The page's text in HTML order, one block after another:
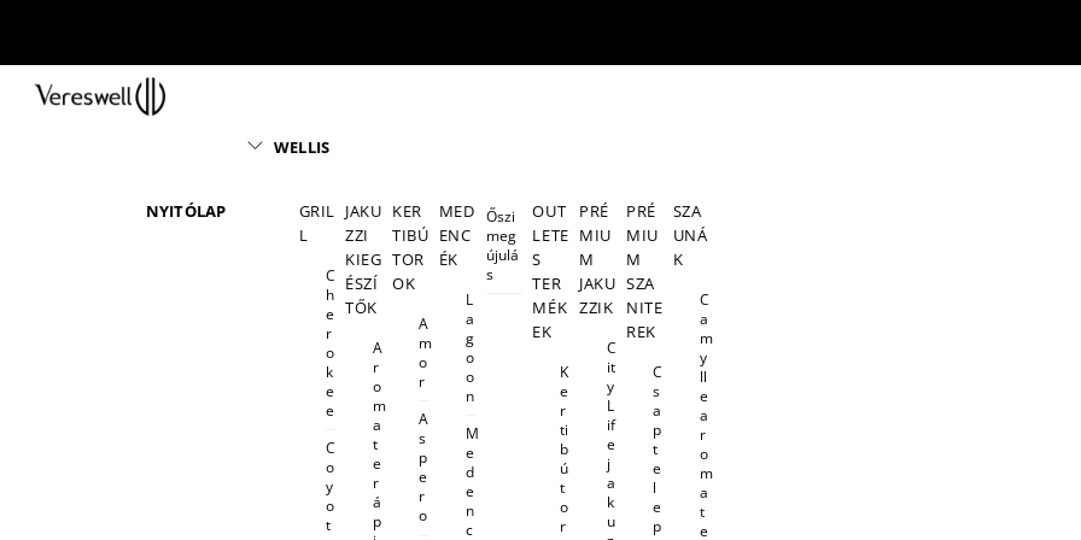
content
NYITÓLAP
WELLIS
GRIL
L
C
h
e
r
o
k
e
e
C
o
y
o
t
JAKU
ZZI
KIEG
ÉSZÍ
TŐK
A
r
o
m
a
t
e
r
á
p
KER
TIBÚ
TOR
OK
A
m
o
r
A
s
p
e
r
o
MED
ENC
ÉK
L
a
g
o
o
n
M
e
d
e
n
c
Őszi
meg
újulá
s
OUT
LETE
S
TER
MÉK
EK
K
e
r
ti
b
ú
t
o
r
PRÉ
MIU
M
JAKU
ZZIK
C
it
y
L
if
e
j
a
k
u
PRÉ
MIU
M
SZA
NITE
REK
C
s
a
p
t
e
l
e
p
SZA
UNÁ
K
C
a
m
y
ll
e
a
r
o
m
a
t
e